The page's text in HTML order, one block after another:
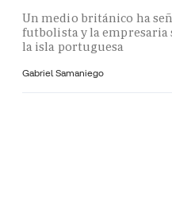
Un medio británico ha
futbolista y la empresaria
la isla portuguesa
Gabriel Samaniego